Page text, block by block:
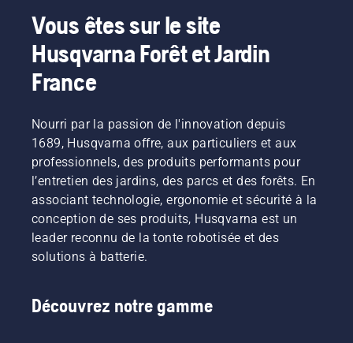
Vous êtes sur le site
Husqvarna Forêt et Jardin
France
Nourri par la passion de l'innovation depuis
1689, Husqvarna offre, aux particuliers et aux
professionnels, des produits performants pour
l’entretien des jardins, des parcs et des forêts. En
associant technologie, ergonomie et sécurité à la
conception de ses produits, Husqvarna est un
leader reconnu de la tonte robotisée et des
solutions à batterie.
Découvrez notre gamme